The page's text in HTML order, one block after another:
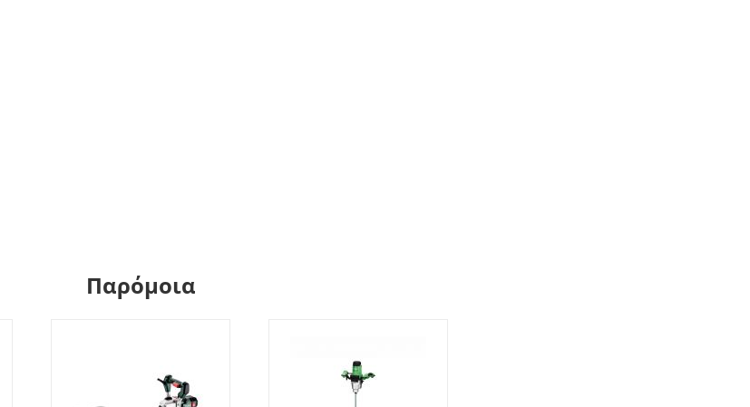
Παρόμοια